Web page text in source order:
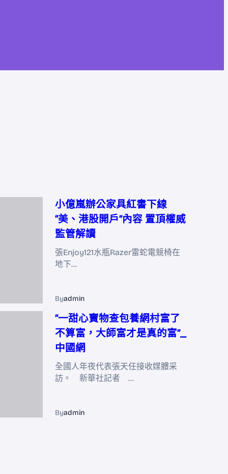
小億嵐辦公家具紅書下線
“美、港股開戶”內容 置頂權威
監管解讀
張Enjoy121水瓶Razer雷蛇電競椅在
地下…
Byadmin
“一甜心寶物查包養網村富了
不算富，大師富才是真的富”_
中國網
全國人年夜代表張天任接收媒體采
訪。 新華社記者 …
Byadmin